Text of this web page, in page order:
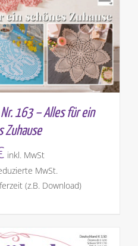
163 – Alles für ein
Zuhause
inkl. MwSt
MwSt.
(z.B. Download)